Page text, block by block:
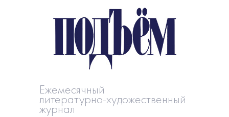
Ежемесячный
литературно-художественный
журнал